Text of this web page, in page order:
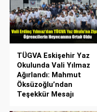
TÜGVA Eskişehir Yaz
Okulunda Vali Yılmaz
Ağırlandı: Mahmut
Öksüzoğlu’ndan
Teşekkür Mesajı